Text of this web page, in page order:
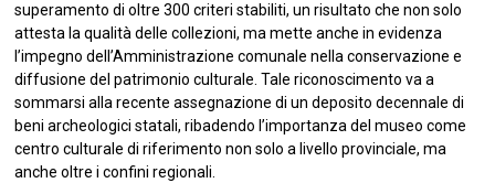
superamento di oltre 300 criteri stabiliti, un risultato che non solo
attesta la qualità delle collezioni, ma mette anche in evidenza
l’impegno dell’Amministrazione comunale nella conservazione e
diffusione del patrimonio culturale. Tale riconoscimento va a
sommarsi alla recente assegnazione di un deposito decennale di
beni archeologici statali, ribadendo l’importanza del museo come
centro culturale di riferimento non solo a livello provinciale, ma
anche oltre i confini regionali.